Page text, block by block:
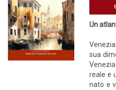
Un
sua
reale e
nato e